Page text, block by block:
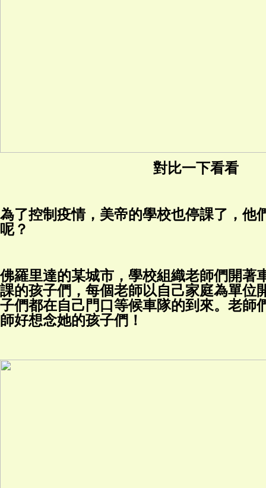
對比一下看看
為了控制疫情，美帝的學校也停課了，他
呢？
佛羅里達的某城市，學校組織老師們開著
課的孩子們，每個老師以自己家庭為單位
子們都在自己門口等候車隊的到來。老師
師好想念她的孩子們！